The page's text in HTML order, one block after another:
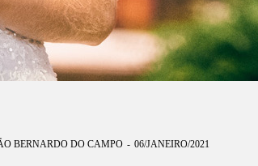
BERNARDO DO CAMPO 06/JANEIRO/2021